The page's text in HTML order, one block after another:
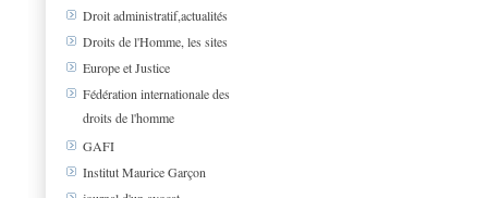
Droit administratif,actualités
Droits de l'Homme, les sites
Europe et Justice
Fédération internationale des
droits de l'homme
GAFI
Institut Maurice Garçon